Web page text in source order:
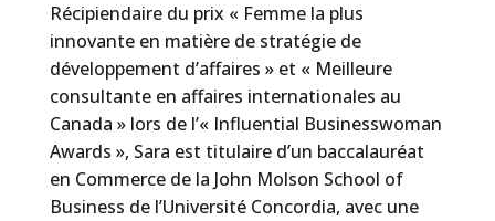
Récipiendaire du prix « Femme la plus
innovante en matière de stratégie de
développement d’affaires » et « Meilleure
consultante en affaires internationales au
Canada » lors de l’« Influential Businesswoman
Awards », Sara est titulaire d’un baccalauréat
en Commerce de la John Molson School of
Business de l’Université Concordia, avec une